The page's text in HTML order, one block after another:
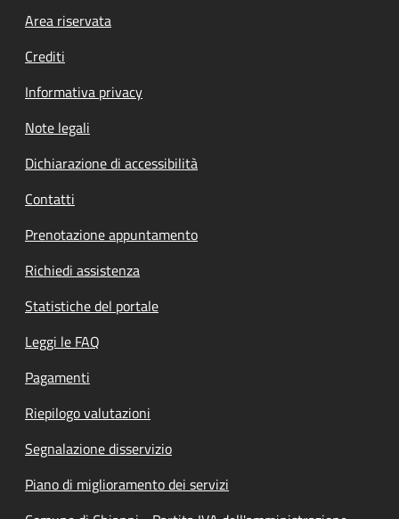
Footer menu
Area riservata
Crediti
Informativa privacy
Note legali
Dichiarazione di accessibilità
Contatti
Prenotazione appuntamento
Richiedi assistenza
Statistiche del portale
Leggi le FAQ
Pagamenti
Riepilogo valutazioni
Segnalazione disservizio
Piano di miglioramento dei servizi